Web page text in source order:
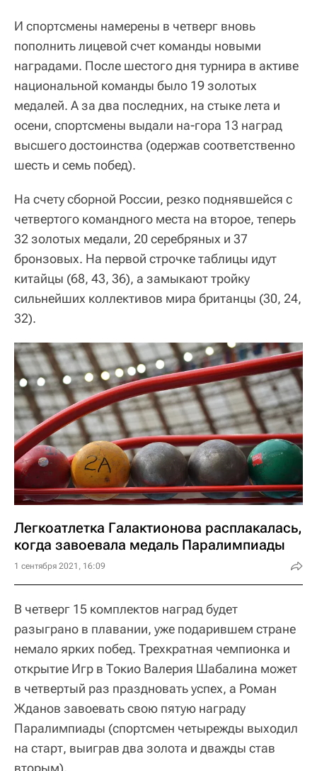
И спортсмены намерены в четверг вновь
пополнить лицевой счет команды новыми
наградами. После шестого дня турнира в активе
национальной команды было 19 золотых
медалей. А за два последних, на стыке лета и
осени, спортсмены выдали на-гора 13 наград
высшего достоинства (одержав соответственно
шесть и семь побед).
На счету сборной России, резко поднявшейся с
четвертого командного места на второе, теперь
32 золотых медали, 20 серебряных и 37
бронзовых. На первой строчке таблицы идут
китайцы (68, 43, 36), а замыкают тройку
сильнейших коллективов мира британцы (30, 24,
32).
Легкоатлетка Галактионова расплакалась,
когда завоевала медаль Паралимпиады
1 сентября 2021, 16:09
В четверг 15 комплектов наград будет
разыграно в плавании, уже подарившем стране
немало ярких побед. Трехкратная чемпионка и
открытие Игр в Токио Валерия Шабалина может
в четвертый раз праздновать успех, а Роман
Жданов завоевать свою пятую награду
Паралимпиады (спортсмен четырежды выходил
на старт, выиграв два золота и дважды став
вторым).